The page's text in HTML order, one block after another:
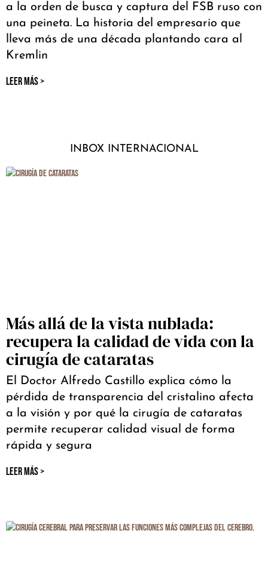
a la orden de busca y captura del FSB ruso con
una peineta. La historia del empresario que
lleva más de una década plantando cara al
Kremlin
LEER MÁS >
INBOX INTERNACIONAL
Más allá de la vista nublada:
recupera la calidad de vida con la
cirugía de cataratas
El Doctor Alfredo Castillo explica cómo la
pérdida de transparencia del cristalino afecta
a la visión y por qué la cirugía de cataratas
permite recuperar calidad visual de forma
rápida y segura
LEER MÁS >